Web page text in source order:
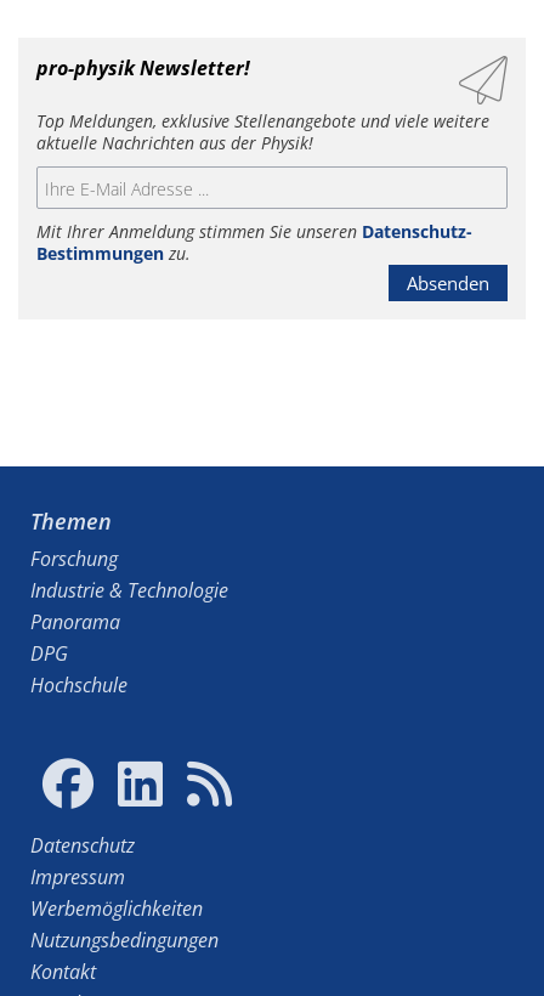
pro-physik Newsletter!
Top Meldungen, exklusive Stellenangebote und viele weitere
aktuelle Nachrichten aus der Physik!
Mit Ihrer Anmeldung stimmen Sie unseren Datenschutz-
Bestimmungen zu.
Absenden
Themen
Forschung
Industrie & Technologie
Panorama
DPG
Hochschule
Datenschutz
Impressum
Werbemöglichkeiten
Nutzungsbedingungen
Kontakt